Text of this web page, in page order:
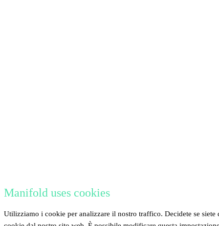
Manifold uses cookies
Utilizziamo i cookie per analizzare il nostro traffico. Decidete se siete